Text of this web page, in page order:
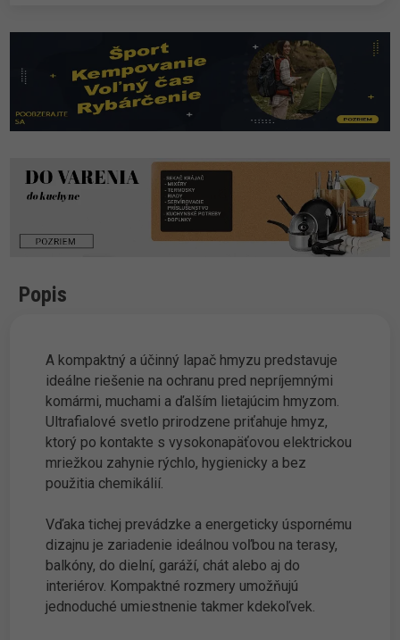
Popis
A kompaktný a účinný lapač hmyzu predstavuje
ideálne riešenie na ochranu pred nepríjemnými
komármi, muchami a ďalším lietajúcim hmyzom.
Ultrafialové svetlo prirodzene priťahuje hmyz,
ktorý po kontakte s vysokonapäťovou elektrickou
mriežkou zahynie rýchlo, hygienicky a bez
použitia chemikálií.
Vďaka tichej prevádzke a energeticky úspornému
dizajnu je zariadenie ideálnou voľbou na terasy,
balkóny, do dielní, garáží, chát alebo aj do
interiérov. Kompaktné rozmery umožňujú
jednoduché umiestnenie takmer kdekoľvek.